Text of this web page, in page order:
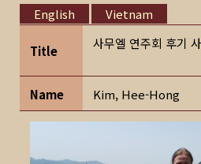
English Vietnam
Title
사무엘 연주회 후기
Name Kim, Hee-Hong